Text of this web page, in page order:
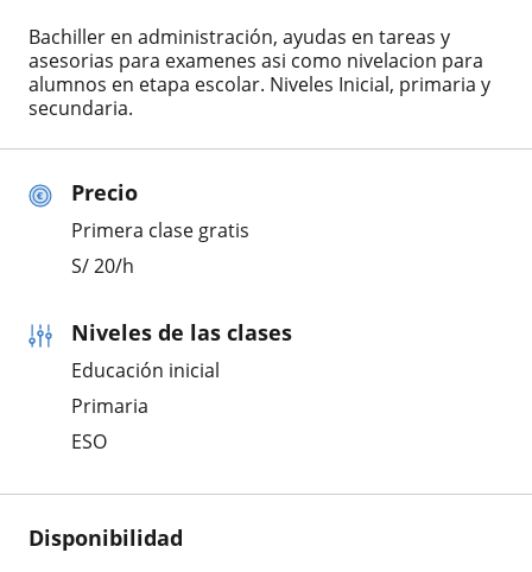
Precio
Primera clase gratis
S/20/h
Niveles de las clases
Educación inicial
Primaria
ESO
Disponibilidad
Bachiller en administración, ayudas en tareas y
asesorias para examenes asi como nivelacion para
alumnos en etapa escolar. Niveles Inicial, primaria y
secundaria.